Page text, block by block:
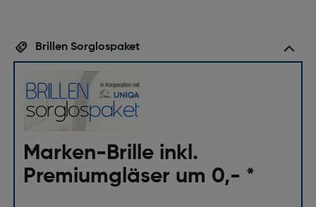
Brillen Sorglospaket
Marken-Brille inkl.
Premiumgläser um 0,- *